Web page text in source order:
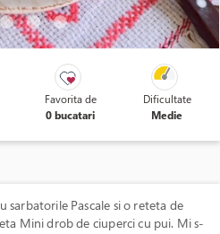
Favorita de
0 bucatari
Dificultate
Medie
Pascale si o reteta de
Mini drob de ciuperci cu pui. Mi s-